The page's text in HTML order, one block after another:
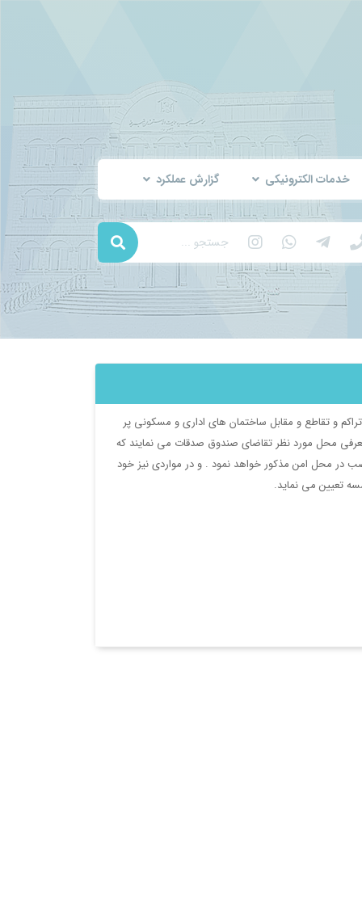
خدمات الکترونیکی گزارش عملکرد
جستجو ...
و تقاطع و مقابل ساختمان های اداری و مسکونی پر
محل مورد نظر تقاضای صندوق صدقات می نمایند که
محل امن مذکور خواهد نمود . و در مواردی نیز خود
تعیین می نماید.